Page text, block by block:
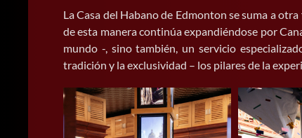
La Casa del Habano de Edmonton se suma a
de esta manera continúa expandiéndose por
mundo -, sino también, un servicio
tradición y la exclusividad – los pilares de la